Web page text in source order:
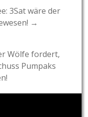
3Sat wäre der
→
Wölfe fordert,
Pumpaks